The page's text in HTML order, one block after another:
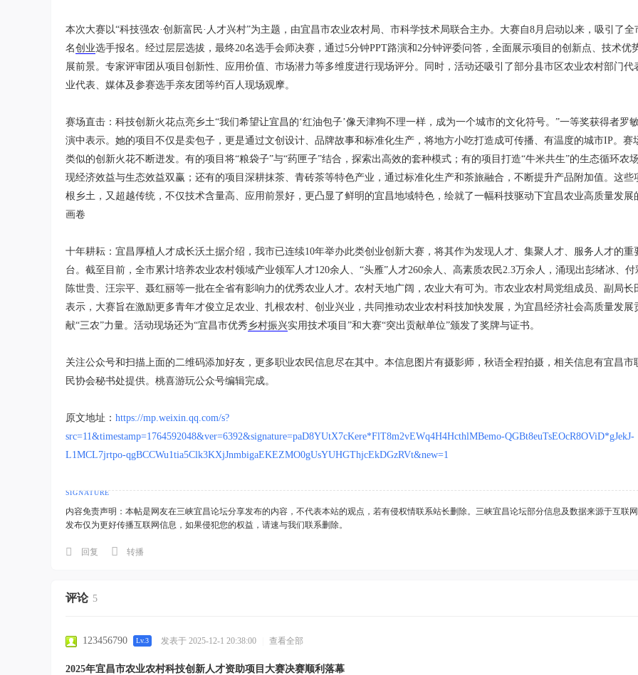
本次大赛以“科技强农·创新富民·人才兴村”为主题，由宜昌市农业农村局、市科学技术局联合主办。大赛自8月启动以来，吸引了全
名创业选手报名。经过层层选拔，最终20名选手会师决赛，通过5分钟PPT路演和2分钟评委问答，全面展示项目的创新点、技术优
展前景。专家评审团从项目创新性、应用价值、市场潜力等多维度进行现场评分。同时，活动还吸引了部分县市区农业农村部门代
业代表、媒体及参赛选手亲友团等约百人现场观摩。
赛场直击：科技创新火花点亮乡土“我们希望让宜昌的‘红油包子’像天津狗不理一样，成为一个城市的文化符号。”一等奖获得者罗
演中表示。她的项目不仅是卖包子，更是通过文创设计、品牌故事和标准化生产，将地方小吃打造成可传播、有温度的城市IP。赛
类似的创新火花不断迸发。有的项目将“粮袋子”与“药匣子”结合，探索出高效的套种模式；有的项目打造“牛米共生”的生态循环农
现经济效益与生态效益双赢；还有的项目深耕抹茶、青砖茶等特色产业，通过标准化生产和茶旅融合，不断提升产品附加值。这些
根乡土，又超越传统，不仅技术含量高、应用前景好，更凸显了鲜明的宜昌地域特色，绘就了一幅科技驱动下宜昌农业高质量发展
画卷
十年耕耘：宜昌厚植人才成长沃土据介绍，我市已连续10年举办此类创业创新大赛，将其作为发现人才、集聚人才、服务人才的重
台。截至目前，全市累计培养农业农村领域产业领军人才120余人、“头雁”人才260余人、高素质农民2.3万余人，涌现出彭绪冰、付
陈世贵、汪宗平、聂红丽等一批在全省有影响力的优秀农业人才。农村天地广阔，农业大有可为。市农业农村局党组成员、副局长
表示，大赛旨在激励更多青年才俊立足农业、扎根农村、创业兴业，共同推动农业农村科技加快发展，为宜昌经济社会高质量发展
献“三农”力量。活动现场还为“宜昌市优秀 乡村振兴实用技术项目”和大赛“突出贡献单位”颁发了奖牌与证书。
关注公众号和扫描上面的二维码添加好友，更多职业农民信息尽在其中。本信息图片有摄影师，秋语全程拍摄，相关信息有宜昌市
民协会秘书处提供。桃喜游玩公众号编辑完成。
原文地址： https://mp.weixin.qq.com/s?
src=11&timestamp=1764592048&ver=6392&signature=paD8YUtX7cKere*FlT8m2vEWq4H4HcthlMBemo-QGBt8euTsEOcR8OViD*gJekJ-
L1MCL7jrtpo-qgBCCWu1tia5Clk3KXjJnmbigaEKEZMO0gUsYUHGThjcEkDGzRVt&new=1
内容免责声明：本帖是网友在三峡宜昌论坛分享发布的内容，不代表本站的观点，若有侵权情联系站长删除。三峡宜昌论坛部分信息及数据来源于互联
发布仅为更好传播互联网信息，如果侵犯您的权益，请速与我们联系删除。
回复 转播
评论 5
123456790 Lv.3 发表于 2025-12-1 20:38:00 查看全部
2025年宜昌市农业农村科技创新人才资助项目大赛决赛顺利落幕